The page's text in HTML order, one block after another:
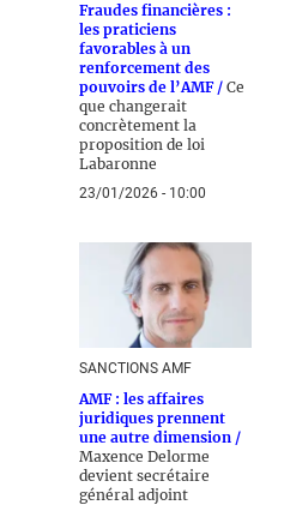
Fraudes financières :
les praticiens
favorables à un
renforcement des
pouvoirs de l’AMF / Ce
que changerait
concrètement la
proposition de loi
Labaronne
23/01/2026 - 10:00
SANCTIONS AMF
AMF : les affaires
juridiques prennent
une autre dimension /
Maxence Delorme
devient secrétaire
général adjoint